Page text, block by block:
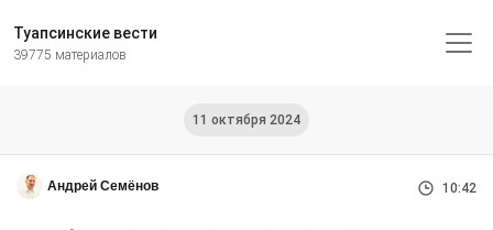
Туапсинские вести
39775 материалов
11 октября 2024
Андрей Семёнов 10:42